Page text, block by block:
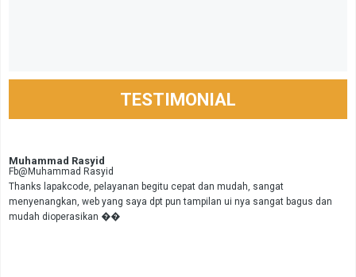
TESTIMONIAL
Muhammad Rasyid
Fb@Muhammad Rasyid
Thanks lapakcode, pelayanan begitu cepat dan mudah, sangat
menyenangkan, web yang saya dpt pun tampilan ui nya sangat bagus dan
mudah dioperasikan ��